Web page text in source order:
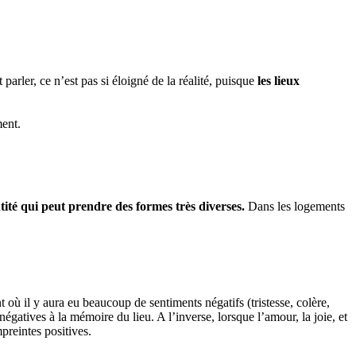
ce n’est pas si éloigné de la réalité, puisque les lieux
qui peut prendre des formes très diverses. Dans les logements
il y aura eu beaucoup de sentiments négatifs (tristesse, colère,
à la mémoire du lieu. A l’inverse, lorsque l’amour, la joie, et
positives.